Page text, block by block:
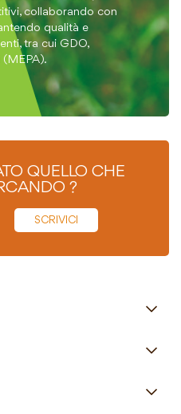
collaborando con
qualità e
tra cui GDO,
QUELLO CHE
?
SCRIVICI